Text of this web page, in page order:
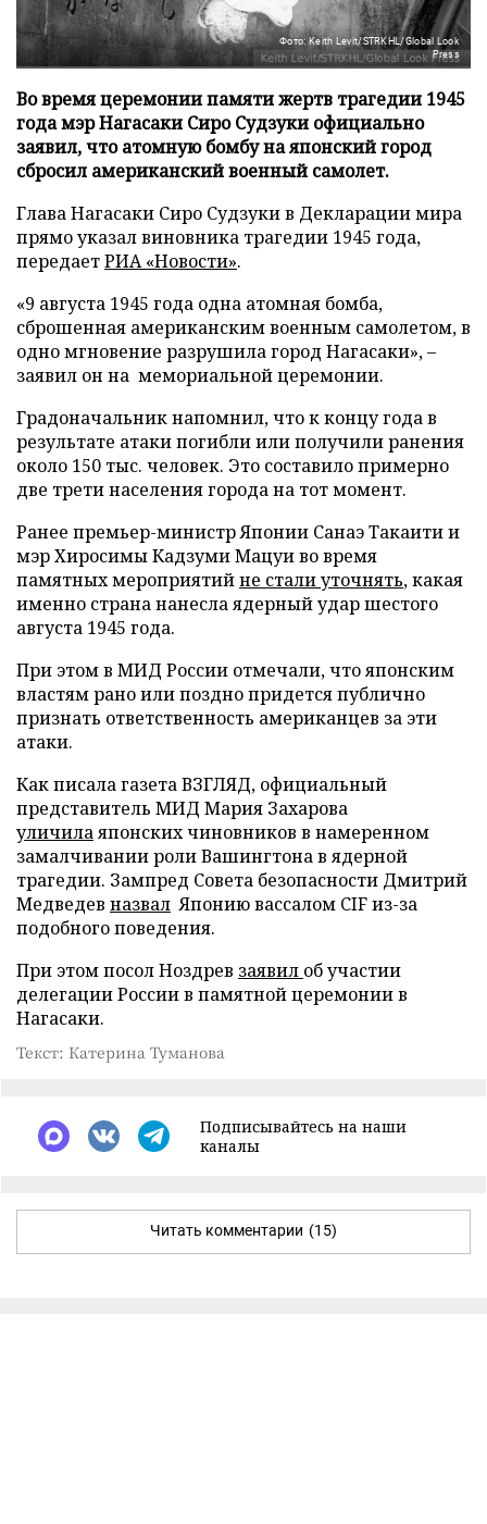
Фото: Keith Levit/STRKHL/Global Look
Press
Во время церемонии памяти жертв трагедии 1945
года мэр Нагасаки Сиро Судзуки официально
заявил, что атомную бомбу на японский город
сбросил американский военный самолет.
Глава Нагасаки Сиро Судзуки в Декларации мира
прямо указал виновника трагедии 1945 года,
передаетРИА «Новости».
«9 августа 1945 года одна атомная бомба,
сброшенная американским военным самолетом, в
одно мгновение разрушила город Нагасаки», –
заявил он на мемориальной церемонии.
Градоначальник напомнил, что к концу года в
результате атаки погибли или получили ранения
около 150 тыс. человек. Это составило примерно
две трети населения города на тот момент.
Ранее премьер-министр Японии Санаэ Такаити и
мэр Хиросимы Кадзуми Мацуи во время
памятных мероприятийне стали уточнять, какая
именно страна нанесла ядерный удар шестого
августа 1945 года.
При этом в МИД России отмечали, что японским
властям рано или поздно придется публично
признать ответственность американцев за эти
атаки.
Как писала газета ВЗГЛЯД, официальный
представитель МИД Мария Захарова
уличилаяпонских чиновников в намеренном
замалчивании роли Вашингтона в ядерной
трагедии. Зампред Совета безопасности Дмитрий
Медведев назвал Японию вассалом CIF из-за
подобного поведения.
При этом посол Ноздрев заявил об участии
делегации России в памятной церемонии в
Нагасаки.
Текст: Катерина Туманова
Подписывайтесь на наши
каналы
Читать комментарии (15)